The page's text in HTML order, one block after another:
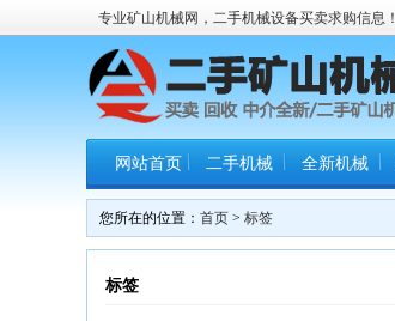
专业矿山机械网，二手机械设备买卖求购信息！
网站首页 二手机械 全新机械
您所在的位置： 首页 > 标签
标签